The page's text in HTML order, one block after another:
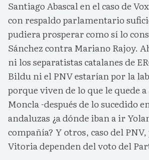
Santiago Abascal en el caso de
con respaldo parlamentario
pudiera prosperar como sí lo
Sánchez contra Mariano Rajoy.
ni los separatistas catalanes de
Bildu ni el PNV estarían por la
porque viven de lo que le quede a
Moncla -después de lo sucedido
andaluzas ¿a dónde iban a ir
compañía? Y otros, caso del
Vitoria dependen del voto del